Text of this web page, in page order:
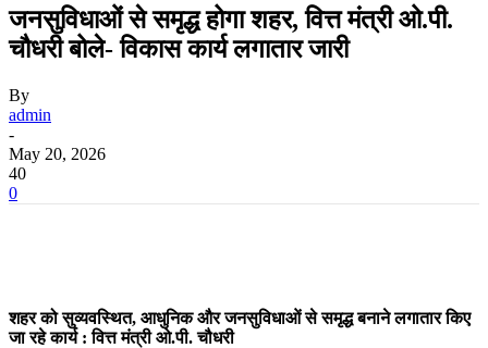
जनसुविधाओं से समृद्ध होगा शहर, वित्त मंत्री ओ.पी.
चौधरी बोले- विकास कार्य लगातार जारी
By
admin
-
May 20, 2026
40
0
शहर को सुव्यवस्थित, आधुनिक और जनसुविधाओं से समृद्ध बनाने लगातार किए
जा रहे कार्य : वित्त मंत्री ओ.पी. चौधरी